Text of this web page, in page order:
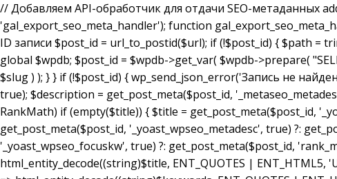
// Добавляем API-обработчик для отдачи SEO-метаданных
'gal_export_seo_meta_handler'); function
ID записи $post_id = url_to_postid($url); if (!$post_id) { $path =
global $wpdb; $post_id = $wpdb->get_var( $wpdb->prepare(
$slug ) ); } } if (!$post_id) { wp_send_json_error('Запись не
true); $description = get_post_meta($post_id,
RankMath) if (empty($title)) { $title = get_post_meta($post_id,
get_post_meta($post_id, '_yoast_wpseo_metadesc', true) ?:
'_yoast_wpseo_focuskw', true) ?: get_post_meta($post_id,
html_entity_decode((string)$title, ENT_QUOTES |